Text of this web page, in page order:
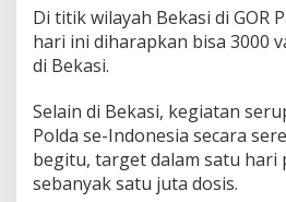
y
a
h
k
u
m
P
o
Di titik wilayah Bekasi di GOR
hari ini diharapkan bisa 3000
di Bekasi.
Selain di Bekasi, kegiatan
Polda se-Indonesia secara
begitu, target dalam satu hari
sebanyak satu juta dosis.